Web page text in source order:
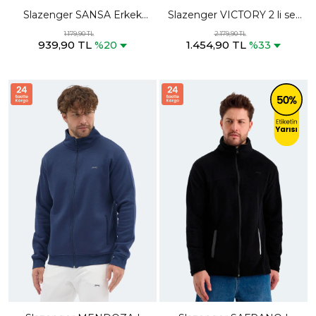
Slazenger SANSA Erkek
Fermuarlı Dik Yaka Cepli
Haki Polar
1.179,90 TL
939,90 TL %20
Slazenger VICTORY 2 li set
Kadın Fermuarlı Dik Yaka
Cepli Yeşil - Siyah
2.179,90 TL
1.454,90 TL %33